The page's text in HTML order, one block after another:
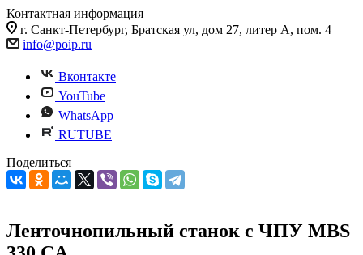
Контактная информация
г. Санкт-Петербург, Братская ул, дом 27, литер А, пом. 4
info@poip.ru
Вконтакте
YouTube
WhatsApp
RUTUBE
Поделиться
Ленточнопильный станок с ЧПУ MBS